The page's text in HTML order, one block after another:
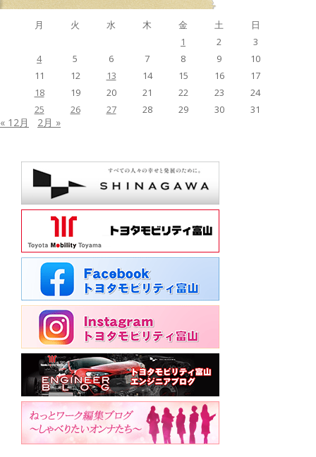
月 火 水 木 金 土
日
1
2
3
4
5 6 7 8 9
10
11
12 13 14 15 16
17
18
19 20 21 22 23
24
25
26 27 28 29 30 31
« 12月 2月 »